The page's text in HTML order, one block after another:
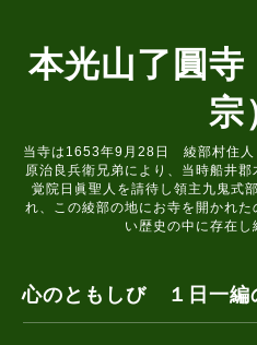
本光山了圓
宗
当寺は1653年9月28日 綾部村住
原治良兵衛兄弟により、当時船井
覚院日眞聖人を請待し領主九鬼式
れ、この綾部の地にお寺を開かれ
い歴史の中に存在し
心のともしび １日一編